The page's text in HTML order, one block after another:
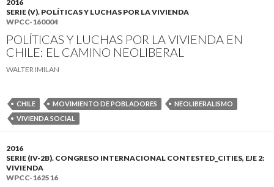
2016
SERIE (V). POLÍTICAS Y LUCHAS POR LA VIVIENDA
WPCC-160004
POLÍTICAS Y LUCHAS POR LA VIVIENDA EN
CHILE: EL CAMINO NEOLIBERAL
WALTER IMILAN
CHILE MOVIMIENTO DE POBLADORES
NEOLIBERALISMO
VIVIENDA SOCIAL
2016
SERIE (IV-2B). CONGRESO INTERNACIONAL CONTESTED_CITIES, EJE 2:
VIVIENDA
WPCC-162516